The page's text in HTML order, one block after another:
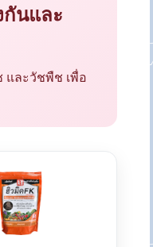
นและ
ละวัชพืช เพื่อ